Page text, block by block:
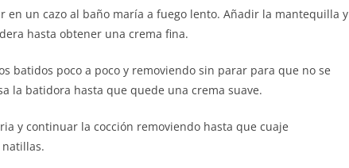
en un cazo al baño maría a fuego lento. Añadir la mantequilla y
hasta obtener una crema fina.
batidos poco a poco y removiendo sin parar para que no se
la batidora hasta que quede una crema suave.
y continuar la cocción removiendo hasta que cuaje